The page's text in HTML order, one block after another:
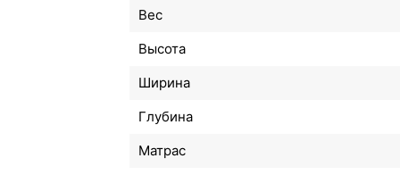
Вес
Высота
Ширина
Глубина
Матрас